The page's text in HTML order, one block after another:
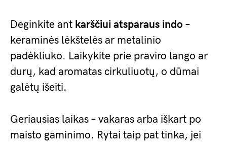
Deginkite ant karščiui atsparaus indo –
keraminės lėkštelės ar metalinio
padėkliuko. Laikykite prie praviro lango ar
durų, kad aromatas cirkuliuotų, o dūmai
galėtų išeiti.
Geriausias laikas – vakaras arba iškart po
maisto gaminimo. Rytai taip pat tinka, jei